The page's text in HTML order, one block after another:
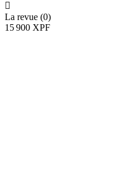

La revue (0)
15 900 XPF